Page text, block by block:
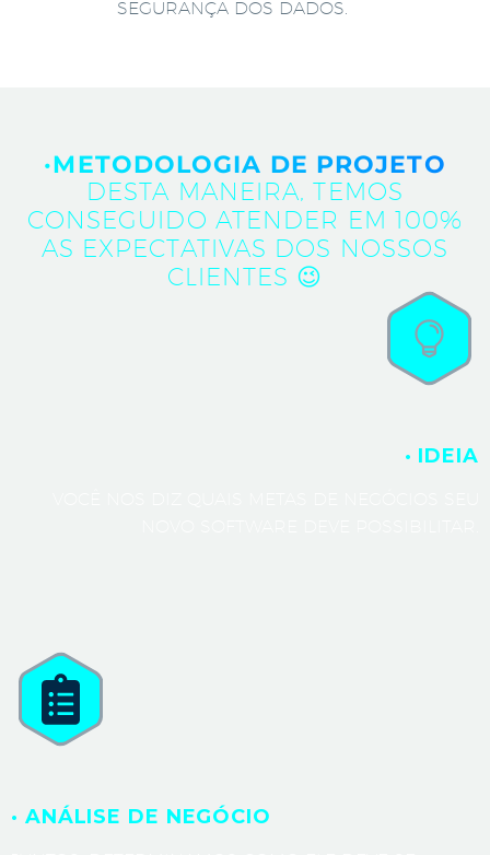
SEGURANÇA DOS DADOS.
·METODOLOGIA DE PROJETO
DESTA MANEIRA, TEMOS
CONSEGUIDO ATENDER EM 100%
AS EXPECTATIVAS DOS NOSSOS
CLIENTES 😉
· IDEIA
· ANÁLISE DE NEGÓCIO